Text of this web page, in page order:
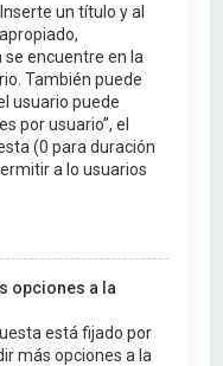
un título y al
encuentre en la
También puede
usuario puede
por usuario”, el
(0 para duración
a lo usuarios
opciones a la
está fijado por
más opciones a la